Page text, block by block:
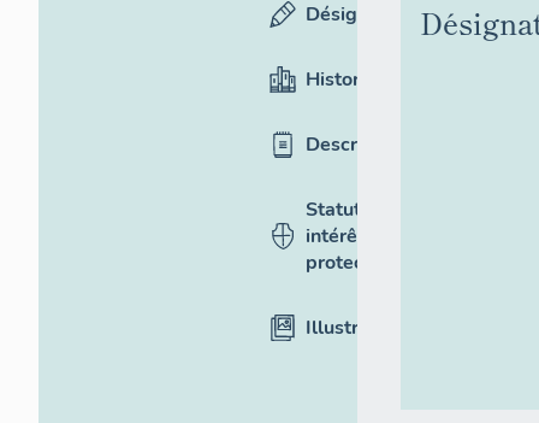
Désignation
Historique
Description
Statut,
intérêt et
protection
Illustrations